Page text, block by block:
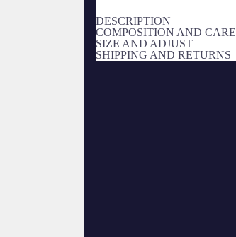
DESCRIPTION
COMPOSITION AND CARE
SIZE AND ADJUST
SHIPPING AND RETURNS